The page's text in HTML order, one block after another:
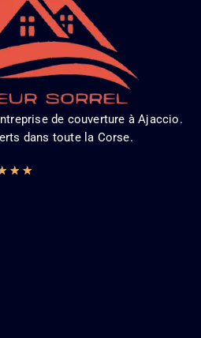
de couverture à Ajaccio.
dans toute la Corse.
★ ★Noté